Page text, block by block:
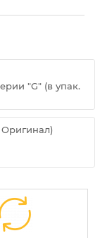
"G" (в упак.
Оригинал)